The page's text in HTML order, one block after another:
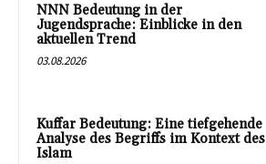
NNN Bedeutung in der
Jugendsprache: Einblicke in den
aktuellen Trend
03.08.2026
Kuffar Bedeutung: Eine tiefgehende
Analyse des Begriffs im Kontext des
Islam